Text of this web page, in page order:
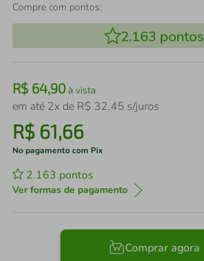
Compre com pontos:
2.163 pontos
R$ 64,90à vista
em até 2x de R$ 32,45 s/juros
R$ 61,66
No pagamento com Pix
2.163 pontos
Ver formas de pagamento
Comprar agora